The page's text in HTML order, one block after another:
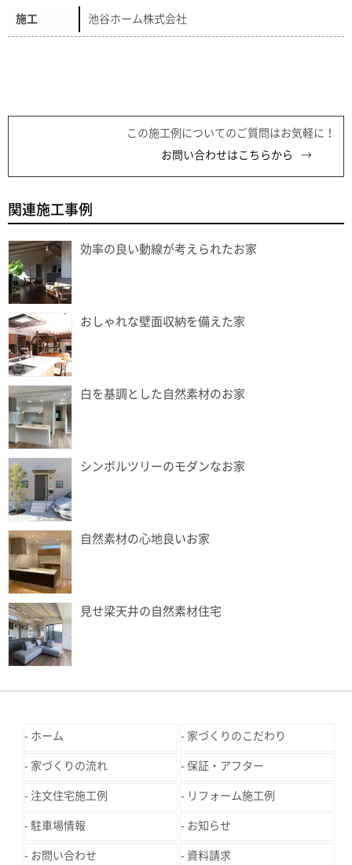
施工 池谷ホーム株式会社
この施工例についてのご質問はお気軽に！
お問い合わせはこちらから
関連施工事例
効率の良い動線が考えられたお家
おしゃれな壁面収納を備えた家
白を基調とした自然素材のお家
シンボルツリーのモダンなお家
自然素材の心地良いお家
見せ梁天井の自然素材住宅
ホーム 家づくりのこだわり
家づくりの流れ 保証・アフター
注文住宅施工例 リフォーム施工例
駐車場情報 お知らせ
お問い合わせ 資料請求